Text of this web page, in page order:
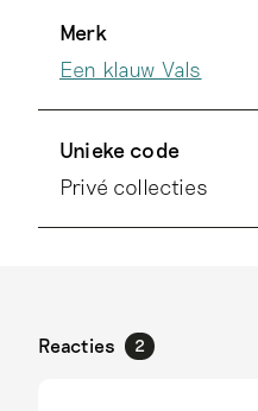
Merk
Een klauw Vals
Unieke code
Privé collecties
Reacties 2